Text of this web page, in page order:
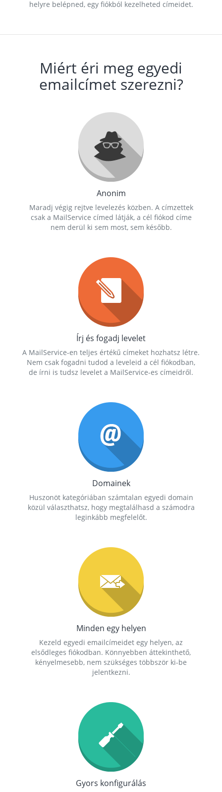
helyre belépned, egy fiókból kezelheted címeidet.
Miért éri meg egyedi
emailcímet szerezni?
Anonim
Maradj végig rejtve levelezés közben. A címzettek
csak a MailService címed látják, a cél fiókod címe
nem derül ki sem most, sem később.
Írj és fogadj levelet
A MailService-en teljes értékű címeket hozhatsz létre.
Nem csak fogadni tudod a leveleid a cél fiókodban,
de írni is tudsz levelet a MailService-es címeidről.
Domainek
Huszonöt kategóriában számtalan egyedi domain
közül választhatsz, hogy megtalálhasd a számodra
leginkább megfelelőt.
Minden egy helyen
Kezeld egyedi emailcímeidet egy helyen, az
elsődleges fiókodban. Könnyebben áttekinthető,
kényelmesebb, nem szükséges többször ki-be
jelentkezni.
Gyors konfigurálás